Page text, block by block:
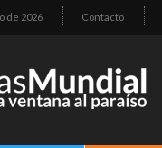
de 2026 Contacto